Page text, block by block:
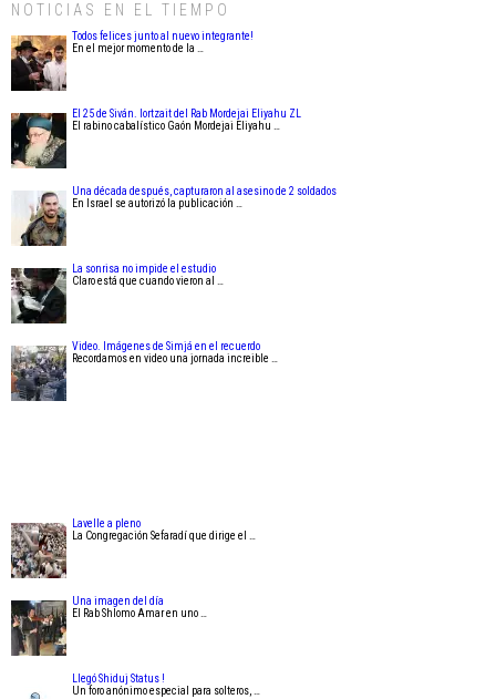
NOTICIAS EN EL TIEMPO
Todos felices junto al nuevo integrante!
En el mejor momento de la …
El 25 de Siván. Iortzait del Rab Mordejai Eliyahu ZL
El rabino cabalístico Gaón Mordejai Eliyahu …
Una década después, capturaron al asesino de 2 soldados
En Israel se autorizó la publicación …
La sonrisa no impide el estudio
Claro está que cuando vieron al …
Video. Imágenes de Simjá en el recuerdo
Recordamos en video una jornada increible …
Lavelle a pleno
La Congregación Sefaradí que dirige el …
Una imagen del día
El Rab Shlomo Amar en uno …
Llegó Shiduj Status !
Un foro anónimo especial para solteros, …